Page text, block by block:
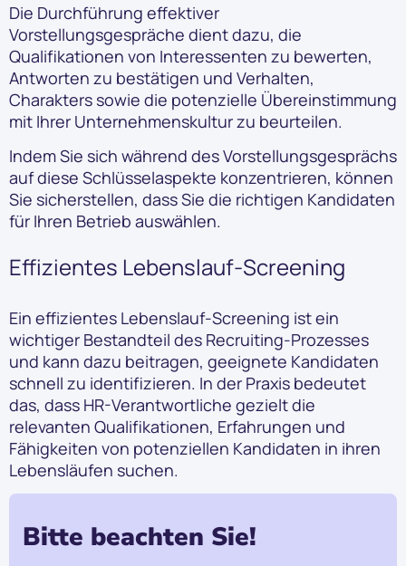
Die Durchführung effektiver
Vorstellungsgespräche dient dazu, die
Qualifikationen von Interessenten zu bewerten,
Antworten zu bestätigen und Verhalten,
Charakters sowie die potenzielle Übereinstimmung
mit Ihrer Unternehmenskultur zu beurteilen.
Indem Sie sich während des Vorstellungsgesprächs
auf diese Schlüsselaspekte konzentrieren, können
Sie sicherstellen, dass Sie die richtigen Kandidaten
für Ihren Betrieb auswählen.
Effizientes Lebenslauf-Screening
Ein effizientes Lebenslauf-Screening ist ein
wichtiger Bestandteil des Recruiting-Prozesses
und kann dazu beitragen, geeignete Kandidaten
schnell zu identifizieren. In der Praxis bedeutet
das, dass HR-Verantwortliche gezielt die
relevanten Qualifikationen, Erfahrungen und
Fähigkeiten von potenziellen Kandidaten in ihren
Lebensläufen suchen.
Bitte beachten Sie!